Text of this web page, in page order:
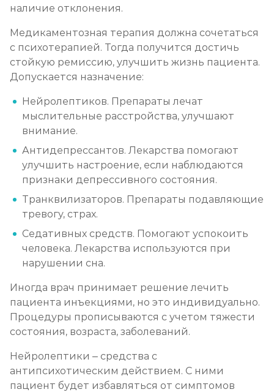
наличие отклонения.
Медикаментозная терапия должна сочетаться
с психотерапией. Тогда получится достичь
стойкую ремиссию, улучшить жизнь пациента.
Допускается назначение:
Нейролептиков. Препараты лечат
мыслительные расстройства, улучшают
внимание.
Антидепрессантов. Лекарства помогают
улучшить настроение, если наблюдаются
признаки депрессивного состояния.
Транквилизаторов. Препараты подавляющие
тревогу, страх.
Седативных средств. Помогают успокоить
человека. Лекарства используются при
нарушении сна.
Иногда врач принимает решение лечить
пациента инъекциями, но это индивидуально.
Процедуры прописываются с учетом тяжести
состояния, возраста, заболеваний.
Нейролептики – средства с
антипсихотическим действием. С ними
пациент будет избавляться от симптомов